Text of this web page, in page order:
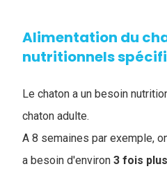
Alimentation du
nutritionnels
Le chaton a un besoin
chaton adulte.
A 8 semaines par exemple,
a besoin d'environ 3 fois